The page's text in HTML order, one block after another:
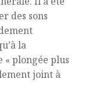
des sons
la
« plongée plus
joint à